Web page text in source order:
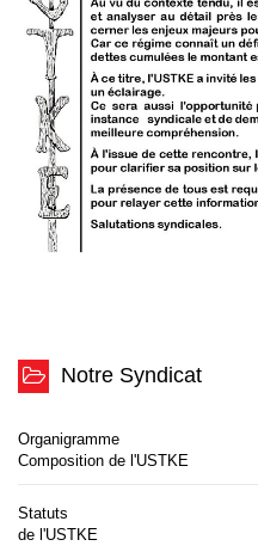
Notre Syndicat
Organigramme
Composition de l'USTKE
Statuts
de l'USTKE